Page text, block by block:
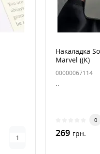
Накаладка
Marvel ((K)
00000067114
..
0
269 грн.